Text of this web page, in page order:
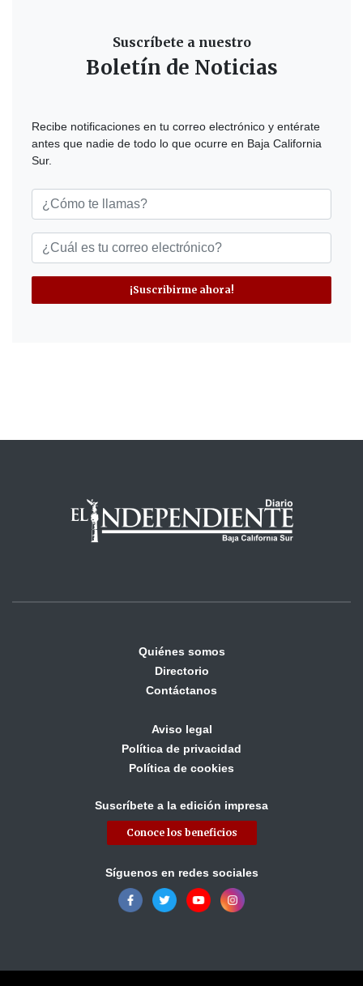
Suscríbete a nuestro
Boletín de Noticias
Recibe notificaciones en tu correo electrónico y entérate
antes que nadie de todo lo que ocurre en Baja California
Sur.
¡Suscribirme ahora!
Quiénes somos
Directorio
Contáctanos
Aviso legal
Política de privacidad
Política de cookies
Suscríbete a la edición impresa
Conoce los beneficios
Síguenos en redes sociales